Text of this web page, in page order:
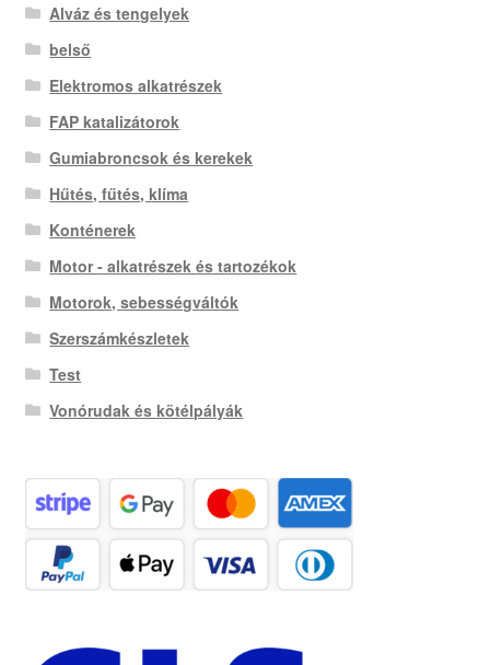
Alváz és tengelyek
belső
Elektromos alkatrészek
FAP katalizátorok
Gumiabroncsok és kerekek
Hűtés, fűtés, klíma
Konténerek
Motor - alkatrészek és tartozékok
Motorok, sebességváltók
Szerszámkészletek
Test
Vonórudak és kötélpályák